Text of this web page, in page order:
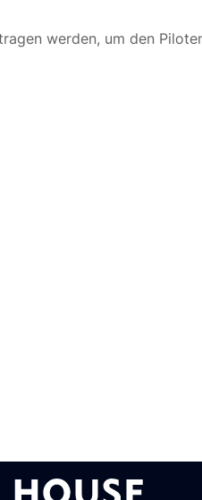
werden, um den